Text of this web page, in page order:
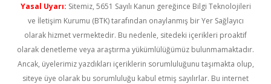
Yasal Uyarı: Sitemiz, 5651 Sayılı Kanun gereğince Bilgi Teknolojileri
ve İletişim Kurumu (BTK) tarafından onaylanmış bir Yer Sağlayıcı
olarak hizmet vermektedir. Bu nedenle, sitedeki içerikleri proaktif
olarak denetleme veya araştırma yükümlülüğümüz bulunmamaktadır.
Ancak, üyelerimiz yazdıkları içeriklerin sorumluluğunu taşımakta olup,
siteye üye olarak bu sorumluluğu kabul etmiş sayılırlar. Bu internet